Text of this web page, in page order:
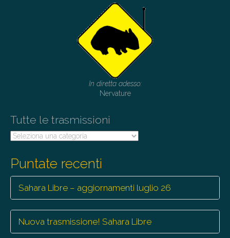
In diretta adesso:
Nervature
Tutte le trasmissioni
Tutte
Puntate recenti
Sahara Libre – aggiornamenti luglio 26
Nuova trasmissione! Sahara Libre